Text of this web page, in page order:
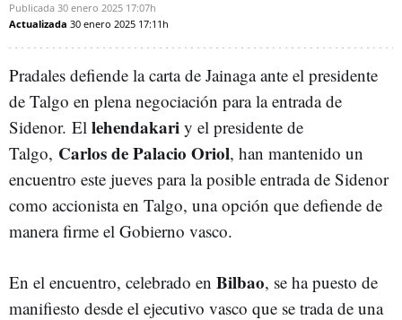
Publicada 30 enero 2025 17:07h
Actualizada 30 enero 2025 17:11h
Pradales defiende la carta de Jainaga ante el presidente
de Talgo en plena negociación para la entrada de
Sidenor. El lehendakari y el presidente de
Talgo, Carlos de Palacio Oriol, han mantenido un
encuentro este jueves para la posible entrada de Sidenor
como accionista en Talgo, una opción que defiende de
manera firme el Gobierno vasco.
En el encuentro, celebrado en Bilbao, se ha puesto de
manifiesto desde el ejecutivo vasco que se trada de una